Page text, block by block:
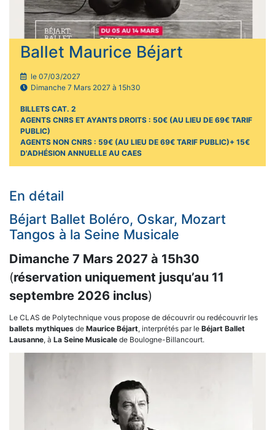
Ballet Maurice Béjart
le 07/03/2027
Dimanche 7 Mars 2027 à 15h30
BILLETS CAT. 2
AGENTS CNRS ET AYANTS DROITS : 50€ (AU LIEU DE 69€ TARIF
PUBLIC)
AGENTS NON CNRS : 59€ (AU LIEU DE 69€ TARIF PUBLIC)+ 15€
D'ADHÉSION ANNUELLE AU CAES
En détail
Béjart Ballet Boléro, Oskar, Mozart
Tangos à la Seine Musicale
Dimanche 7 Mars 2027 à 15h30
(réservation uniquement jusqu’au 11
septembre 2026 inclus)
Le CLAS de Polytechnique vous propose de découvrir ou redécouvrir les
ballets mythiques de Maurice Béjart, interprétés par le Béjart Ballet
Lausanne, à La Seine Musicale de Boulogne-Billancourt.